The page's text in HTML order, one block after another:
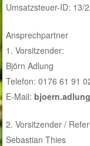
Umsatzsteuer-ID: 13/
Ansprechpartner
1. Vorsitzender:
Björn Adlung
Telefon: 0176 61 91
E-Mail:
2. Vorsitzender /
Sebastian Thies